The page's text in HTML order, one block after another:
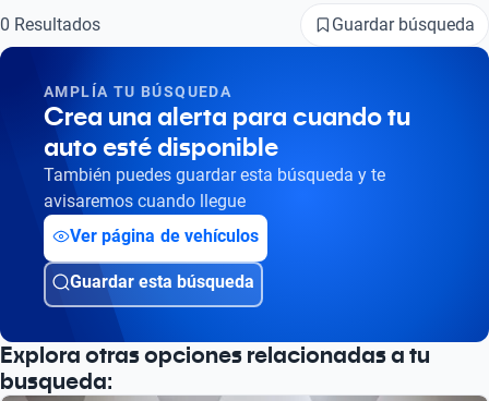
Busca por modelo
Busca por año
0 Resultados Guardar búsqueda
AMPLÍA TU BÚSQUEDA
Crea una alerta para cuando tu
auto esté disponible
También puedes guardar esta búsqueda y te
avisaremos cuando llegue
Ver página de vehículos
Guardar esta búsqueda
Explora otras opciones relacionadas a tu
busqueda: